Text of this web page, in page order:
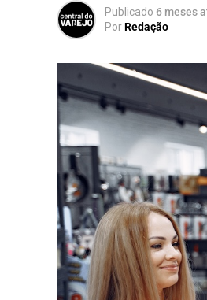
Publicado 6 meses
PorRedação